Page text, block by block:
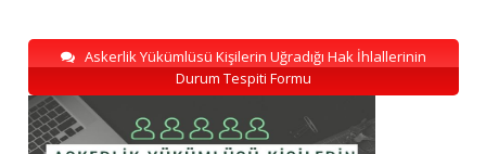
Askerlik Yükümlüsü Kişilerin Uğradığı Hak İhlallerinin
Durum Tespiti Formu